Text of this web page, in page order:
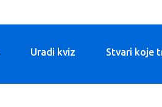
Uradi kviz Stvari koje